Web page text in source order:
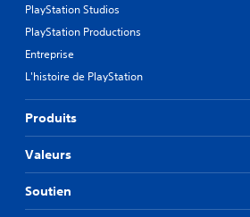
PlayStation Studios
PlayStation Productions
Entreprise
L'histoire de PlayStation
Produits
Valeurs
Soutien